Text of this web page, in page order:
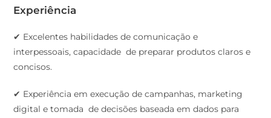
Experiência
✔ Excelentes habilidades de comunicação e
interpessoais, capacidade de preparar produtos claros e
concisos.
✔ Experiência em execução de campanhas, marketing
digital e tomada de decisões baseada em dados para